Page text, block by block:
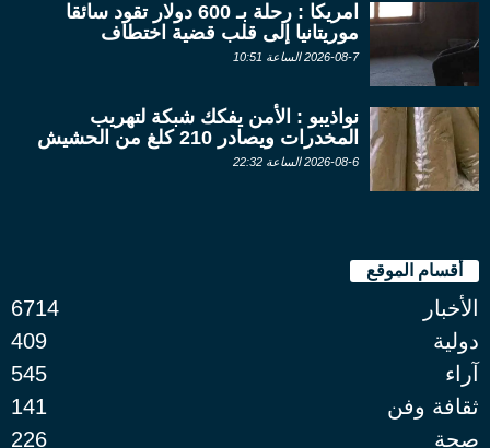
امريكا : رحلة بـ 600 دولار تقود سائقا
موريتانيا إلى قلب قضية اختطاف
2026-08-7 الساعة 10:51
نواذيبو : الأمن يفكك شبكة لتهريب
المخدرات ويصادر 210 كلغ من الحشيش
2026-08-6 الساعة 22:32
أقسام الموقع
الأخبار
6714
دولية
409
آراء
545
ثقافة وفن
141
صحة
226